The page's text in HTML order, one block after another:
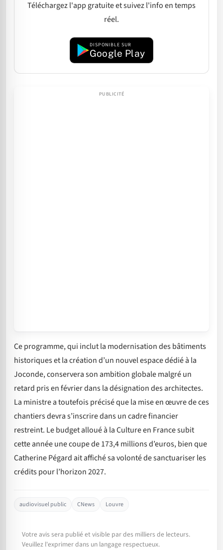
Téléchargez l'app gratuite et suivez l'info en temps
réel.
DISPONIBLE SUR
Google Play
Ce programme, qui inclut la modernisation des bâtiments
historiques et la création d’un nouvel espace dédié à la
Joconde, conservera son ambition globale malgré un
retard pris en février dans la désignation des architectes.
La ministre a toutefois précisé que la mise en œuvre de ces
chantiers devra s’inscrire dans un cadre financier
restreint. Le budget alloué à la Culture en France subit
cette année une coupe de 173,4 millions d’euros, bien que
Catherine Pégard ait affiché sa volonté de sanctuariser les
crédits pour l’horizon 2027.
audiovisuel public CNews Louvre
Votre avis sera publié et visible par des milliers de lecteurs.
Veuillez l'exprimer dans un langage respectueux.